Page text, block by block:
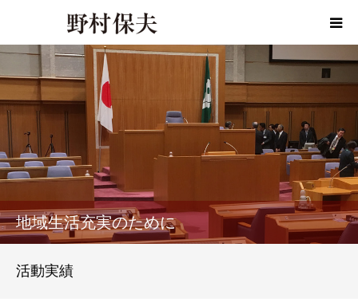
地域生活充実のために
活動実績
HOME
プロフィール
政策
活動報告